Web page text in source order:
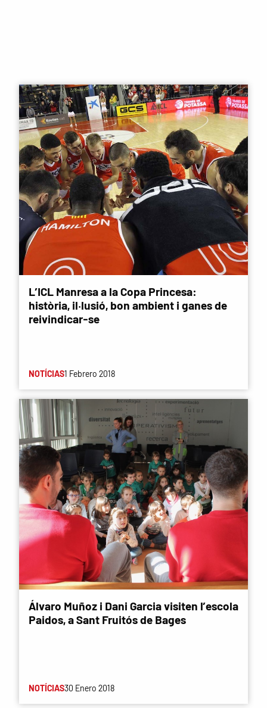
L’ICL Manresa a la Copa Princesa:
història, il·lusió, bon ambient i ganes de
reivindicar-se
NOTÍCIAS1 Febrero 2018
Álvaro Muñoz i Dani Garcia visiten l’escola
Paidos, a Sant Fruitós de Bages
NOTÍCIAS30 Enero 2018